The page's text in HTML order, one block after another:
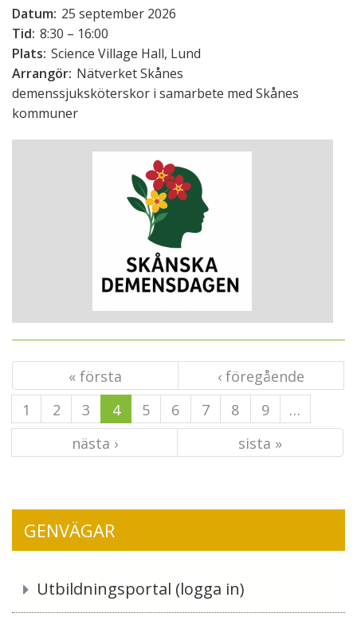
Datum: 25 september 2026
Tid: 8:30 – 16:00
Plats: Science Village Hall, Lund
Arrangör: Nätverket Skånes
demenssjuksköterskor i samarbete med Skånes
kommuner
« första
‹ föregående
1
2 3 4 5 6 7 8 9
…
nästa ›
sista »
GENVÄGAR
Utbildningsportal (logga in)